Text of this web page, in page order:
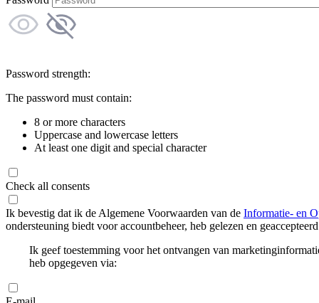
Password strength:
The password must contain:
8 or more characters
Uppercase and lowercase letters
At least one digit and special character
Check all consents
Ik bevestig dat ik de Algemene Voorwaarden van de Informatie- en
ondersteuning biedt voor accountbeheer, heb gelezen en
Ik geef toestemming voor het ontvangen van
heb opgegeven via: